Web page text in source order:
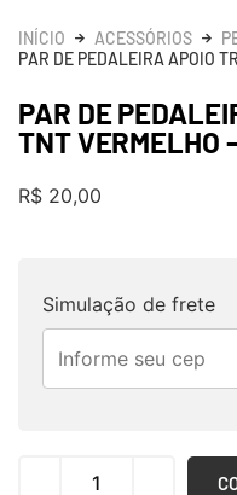
INÍCIO ACESSÓRIOS
PAR DE PEDALEIRA APOIO
PAR DE
TNT VERMELHO
R$ 20,00
Simulação de frete